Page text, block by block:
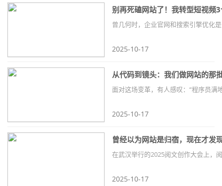
别再死磕网站了！我转型短视频
2025-10-17
从代码到镜头：我们做网站的那
2025-10-17
曾经以为网站是归宿，现在才发
2025-10-17